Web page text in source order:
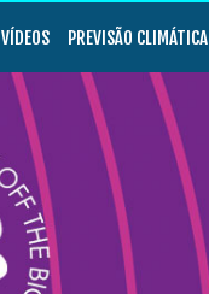
VÍDEOS PREVISÃO CLIMÁTICA